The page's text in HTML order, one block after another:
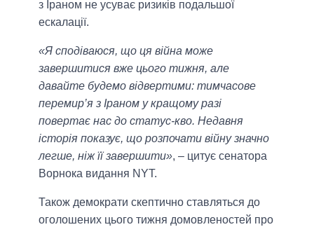
з Іраном не усуває ризиків подальшої
ескалації.
«Я сподіваюся, що ця війна може
завершитися вже цього тижня, але
давайте будемо відвертими: тимчасове
перемир’я з Іраном у кращому разі
повертає нас до статус-кво. Недавня
історія показує, що розпочати війну значно
легше, ніж її завершити», – цитує сенатора
Ворнока видання NYT.
Також демократи скептично ставляться до
оголошених цього тижня домовленостей про